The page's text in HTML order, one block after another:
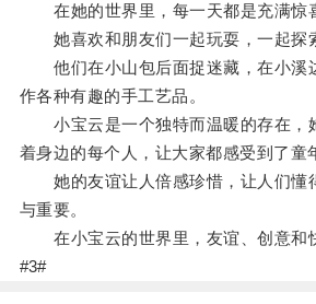
在她的世界里，每一天都是充满惊
她喜欢和朋友们一起玩耍，一起探
他们在小山包后面捉迷藏，在小溪
作各种有趣的手工艺品。
小宝云是一个独特而温暖的存在，
着身边的每个人，让大家都感受到了童
她的友谊让人倍感珍惜，让人们懂
与重要。
在小宝云的世界里，友谊、创意和
#3#